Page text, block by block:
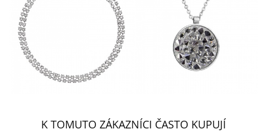
K TOMUTO ZÁKAZNÍCI ČASTO KUPUJÍ